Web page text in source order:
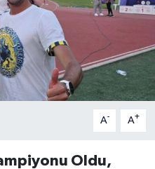
A- A+
Oldu,